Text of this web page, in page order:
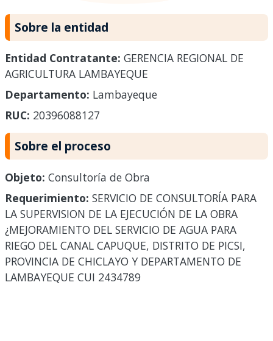
Sobre la entidad
Entidad Contratante: GERENCIA REGIONAL DE
AGRICULTURA LAMBAYEQUE
Departamento: Lambayeque
RUC: 20396088127
Sobre el proceso
Objeto: Consultoría de Obra
Requerimiento: SERVICIO DE CONSULTORÍA PARA
LA SUPERVISION DE LA EJECUCIÓN DE LA OBRA
¿MEJORAMIENTO DEL SERVICIO DE AGUA PARA
RIEGO DEL CANAL CAPUQUE, DISTRITO DE PICSI,
PROVINCIA DE CHICLAYO Y DEPARTAMENTO DE
LAMBAYEQUE CUI 2434789